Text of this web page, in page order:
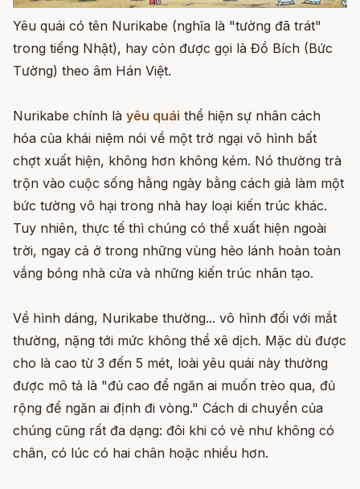
Yêu quái có tên Nurikabe (nghĩa là "tường đã trát"
trong tiếng Nhật), hay còn được gọi là Đồ Bích (Bức
Tường) theo âm Hán Việt.
Nurikabe chính là yêu quái thể hiện sự nhân cách
hóa của khái niệm nói về một trở ngại vô hình bất
chợt xuất hiện, không hơn không kém. Nó thường trà
trộn vào cuộc sống hằng ngày bằng cách giả làm một
bức tường vô hại trong nhà hay loại kiến trúc khác.
Tuy nhiên, thực tế thì chúng có thể xuất hiện ngoài
trời, ngay cả ở trong những vùng hẻo lánh hoàn toàn
vắng bóng nhà cửa và những kiến trúc nhân tạo.
Về hình dáng, Nurikabe thường... vô hình đối với mắt
thường, nặng tới mức không thể xê dịch. Mặc dù được
cho là cao từ 3 đến 5 mét, loài yêu quái này thường
được mô tả là "đủ cao để ngăn ai muốn trèo qua, đủ
rộng để ngăn ai định đi vòng." Cách di chuyển của
chúng cũng rất đa dạng: đôi khi có vẻ như không có
chân, có lúc có hai chân hoặc nhiều hơn.